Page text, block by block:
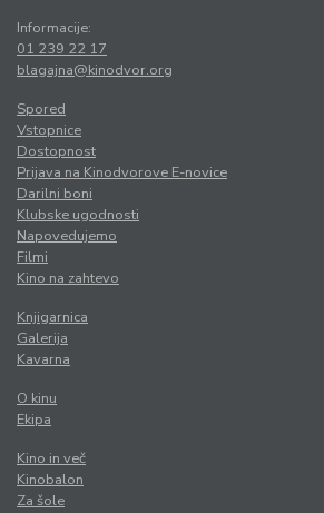
Informacije:
01 239 22 17
blagajna@kinodvor.org
Spored
Vstopnice
Dostopnost
Prijava na Kinodvorove E-novice
Darilni boni
Klubske ugodnosti
Napovedujemo
Filmi
Kino na zahtevo
Knjigarnica
Galerija
Kavarna
O kinu
Ekipa
Kino in več
Kinobalon
Za šole